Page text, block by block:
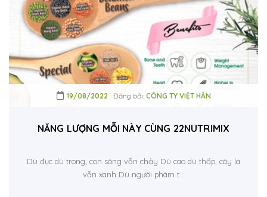
19/08/2022 Đăng bởi: CÔNG TY VIỆT HÂN
NĂNG LƯỢNG MỖI NÀY CÙNG 22NUTRIMIX
Dù đục dù trong, con sông vẫn chảy Dù cao dù thấp, cây lá
vẫn xanh Dù người phàm t...